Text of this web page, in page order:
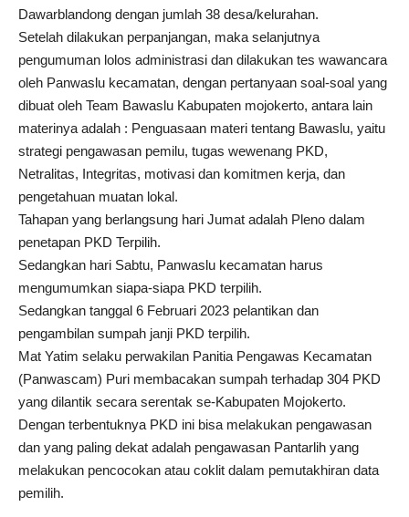
Dawarblandong dengan jumlah 38 desa/kelurahan.
Setelah dilakukan perpanjangan, maka selanjutnya
pengumuman lolos administrasi dan dilakukan tes wawancara
oleh Panwaslu kecamatan, dengan pertanyaan soal-soal yang
dibuat oleh Team Bawaslu Kabupaten mojokerto, antara lain
materinya adalah : Penguasaan materi tentang Bawaslu, yaitu
strategi pengawasan pemilu, tugas wewenang PKD,
Netralitas, Integritas, motivasi dan komitmen kerja, dan
pengetahuan muatan lokal.
Tahapan yang berlangsung hari Jumat adalah Pleno dalam
penetapan PKD Terpilih.
Sedangkan hari Sabtu, Panwaslu kecamatan harus
mengumumkan siapa-siapa PKD terpilih.
Sedangkan tanggal 6 Februari 2023 pelantikan dan
pengambilan sumpah janji PKD terpilih.
Mat Yatim selaku perwakilan Panitia Pengawas Kecamatan
(Panwascam) Puri membacakan sumpah terhadap 304 PKD
yang dilantik secara serentak se-Kabupaten Mojokerto.
Dengan terbentuknya PKD ini bisa melakukan pengawasan
dan yang paling dekat adalah pengawasan Pantarlih yang
melakukan pencocokan atau coklit dalam pemutakhiran data
pemilih.